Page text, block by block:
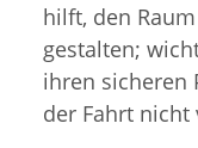
hilft, den
gestalten;
ihren sicheren
der Fahrt nicht